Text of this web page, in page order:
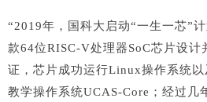
“2019年，国科大启动“一生一芯”
款64位RISC-V处理器SoC芯片设计
证，芯片成功运行Linux操作系统
教学操作系统UCAS-Core；经过几